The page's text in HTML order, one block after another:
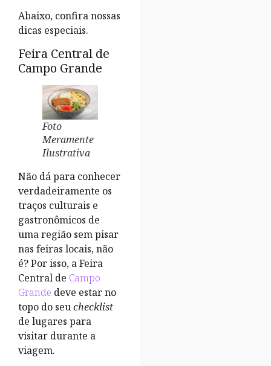
Abaixo, confira nossas
dicas especiais.
Feira Central de
Campo Grande
Foto
Meramente
Ilustrativa
Não dá para conhecer
verdadeiramente os
traços culturais e
gastronômicos de
uma região sem pisar
nas feiras locais, não
é? Por isso, a Feira
Central de Campo
Grande deve estar no
topo do seuchecklist
de lugares para
visitar durante a
viagem.